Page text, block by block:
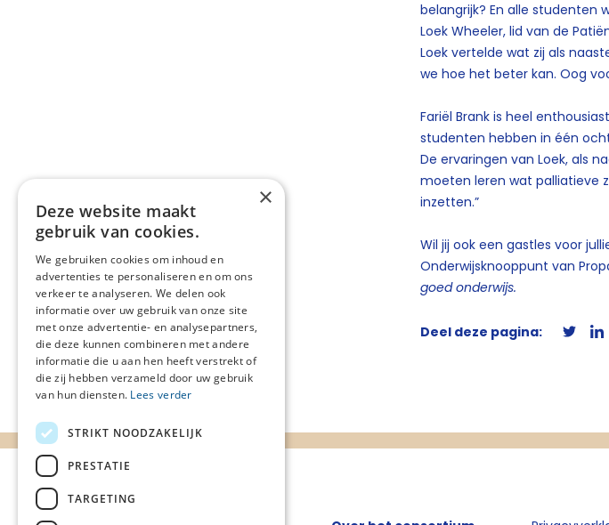
belangrijk? En alle studenten
Loek Wheeler, lid van de
Loek vertelde wat zij als
we hoe het beter kan. Oog
Fariël Brank is heel
studenten hebben in één
De ervaringen van Loek, als
moeten leren wat palliatieve
inzetten.”
Wil jij ook een gastles voor
Onderwijsknooppunt van
goed onderwijs.
Deel deze pagina:
×
Deze website maakt
gebruik van cookies.
We gebruiken cookies om inhoud en
advertenties te personaliseren en om ons
verkeer te analyseren. We delen ook
informatie over uw gebruik van onze site
met onze advertentie- en analysepartners,
die deze kunnen combineren met andere
informatie die u aan hen heeft verstrekt of
die zij hebben verzameld door uw gebruik
van hun diensten. Lees verder
STRIKT NOODZAKELIJK
PRESTATIE
TARGETING